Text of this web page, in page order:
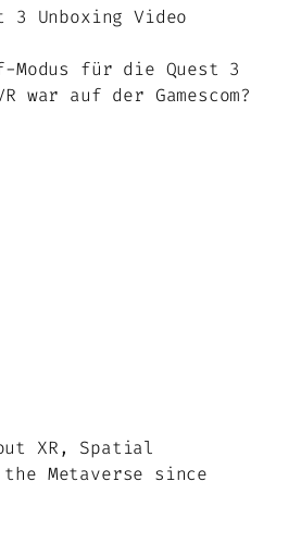
3 Unboxing Video
Modus für die Quest 3
war auf der Gamescom?
XR, Spatial
the Metaverse since